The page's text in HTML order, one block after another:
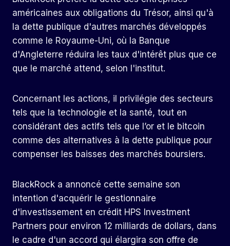
américaines aux obligations du Trésor, ainsi qu'à
la dette publique d'autres marchés développés
comme le Royaume-Uni, où la Banque
d'Angleterre réduira les taux d'intérêt plus que ce
que le marché attend, selon l'institut.
Concernant les actions, il privilégie des secteurs
tels que la technologie et la santé, tout en
considérant des actifs tels que l’or et le bitcoin
comme des alternatives à la dette publique pour
compenser les baisses des marchés boursiers.
BlackRock a annoncé cette semaine son
intention d'acquérir le gestionnaire
d'investissement en crédit HPS Investment
Partners pour environ 12 milliards de dollars, dans
le cadre d'un accord qui élargira son offre de